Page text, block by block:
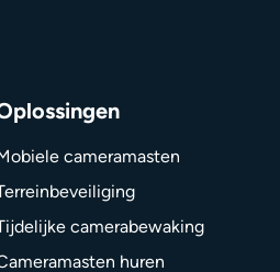
cameramasten
camerabewaking
huren